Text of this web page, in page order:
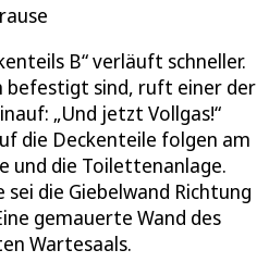
B“ verläuft schneller.
befestigt sind, ruft einer der
„Und jetzt Vollgas!“
die Deckenteile folgen am
und die Toilettenanlage.
sei die Giebelwand Richtung
gemauerte Wand des
Wartesaals.